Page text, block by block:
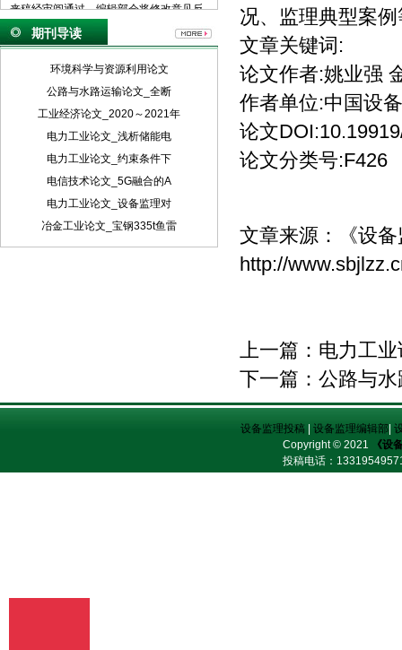
来稿经审阅通过，编辑部会将修改意见反
馈给您，您应在收到通知7天内提交修改
稿。作者享有引用和复制该文的权利及著
作权法的其它权利。 四、一般来说，4500
文章，不能说清问题，很难保证学术质
量，本刊恕不受理。 五、论文格式及要
素：标题、作者、工作单位全称(院系处
室)、摘要、关键词、正文、注释、参考文
查看参考文献格式示例)、作者简介(100字
内)、联系方式(通信地址、邮编、电话、
电子信箱)。 六、处理流程：（1） 通过电
接受如下声明：（1）稿件必须是作者本
品并由此引起的一切责任均由作者本人承
整。如必须进行重大改动的，编辑部有义
期刊导读
环境科学与资源利用论文
公路与水路运输论文_全断
工业经济论文_2020～2021年
电力工业论文_浅析储能电
电力工业论文_约束条件下
电信技术论文_5G融合的A
电力工业论文_设备监理对
冶金工业论文_宝钢335t鱼雷
况、监理典型案
文章关键词:
论文作者:姚业强
作者单位:中国设
论文
论文分类号:F426
文章来源：
《设
http://
上一篇： 电力工
下一篇： 公路与
设备监理投稿 设备监理编辑部|
Copyright © 2021
《设
投稿电话：